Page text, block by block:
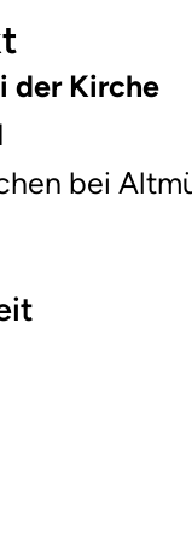
der Kirche
bei